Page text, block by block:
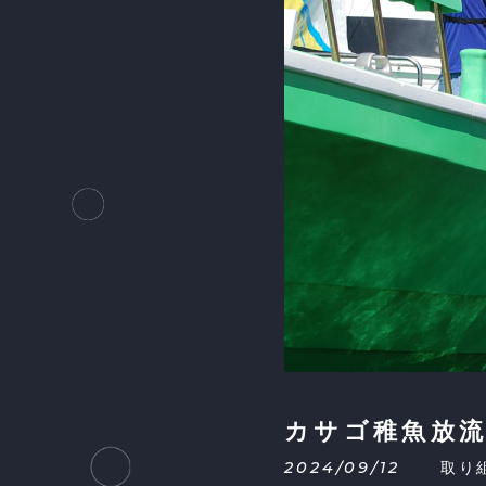
カサゴ稚魚放
2024/09/12 取り